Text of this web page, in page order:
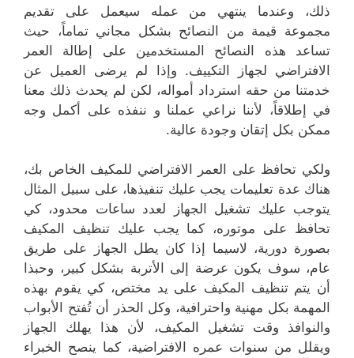
ذلك، وعندما ينتهي من عمله سيعمل على تقديم
مجموعة قيمة من النصائح بشكل مجاني تماماً، حيث
تساعد هذه النصائح المستخدمين على إطالة العمر
الافتراضي لجهاز التكييف. وإذا لم يرضى العميل عن
خدمتنا من حقه استرداد أمواله، لكن لم يحدث ذلك معنا
في إطلاقاً، لأننا نراعي عملنا و ننفذه على أكمل وجه
ممكن بكل إتقان وجودة عالية.
ولكي تحافظ على العمر الافتراضي للمكيف الخاص بك،
هناك عدة تعليمات يجب عليك تنفيذها، على سبيل المثال
يتوجب عليك تشغيل الجهاز لعدد ساعات محدود، كي
تحافظ على موتوره، كما يجب عليك تنظيف المكيف
بصورة دورية، لاسيما إذا كان يطل الجهاز على طريق
عام، سوف يكون عرضة إلى الأتربة بشكل كبير، وحبذا
أن يتم تنظيف المكيف على يد مختص، كي يقوم بهذه
المهمة بكل مهنية واحترافية، وكل الحذر أن تُفتح الأبواب
والنوافذ وقت تشغيل المكيف، لأن هذا يهلك الجهاز
ويقلل من سنوات عمره الافتراضية، كما ينصح الخبراء